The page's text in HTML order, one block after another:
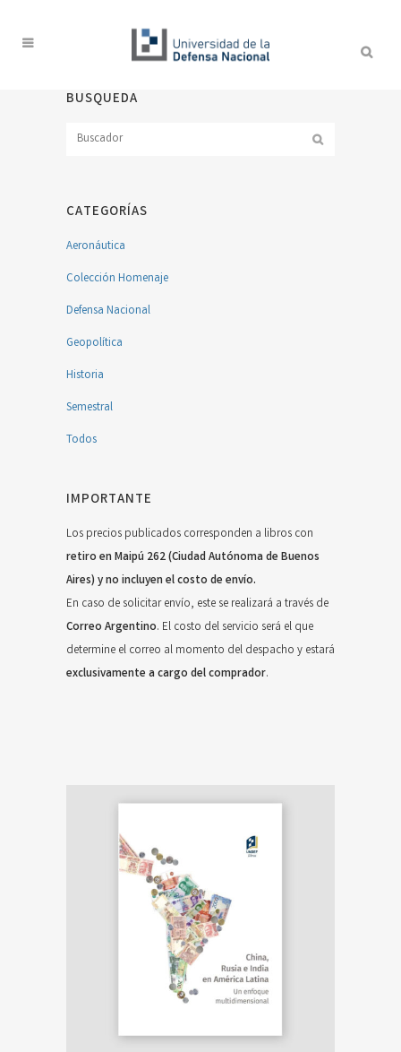
BUSQUEDA
CATEGORÍAS
Aeronáutica
Colección Homenaje
Defensa Nacional
Geopolítica
Historia
Semestral
Todos
IMPORTANTE
Los precios publicados corresponden a libros con
retiro en Maipú 262 (Ciudad Autónoma de Buenos
Aires) y no incluyen el costo de envío.
En caso de solicitar envío, este se realizará a través de
Correo Argentino. El costo del servicio será el que
determine el correo al momento del despacho y estará
exclusivamente a cargo del comprador.